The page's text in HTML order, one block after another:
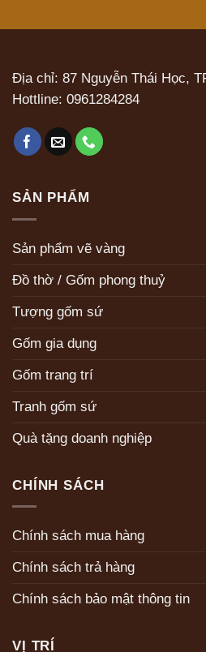
Địa chỉ: 87 Nguyễn Thái Học,
Hottline: 0961284284
SẢN PHẨM
Sản phẩm vẽ vàng
Đồ thờ / Gốm phong thuỷ
Tượng gốm sứ
Gốm gia dụng
Gốm trang trí
Tranh gốm sứ
Quà tặng doanh nghiệp
CHÍNH SÁCH
Chính sách mua hàng
Chính sách trả hàng
Chính sách bảo mật thông tin
VỊ TRÍ